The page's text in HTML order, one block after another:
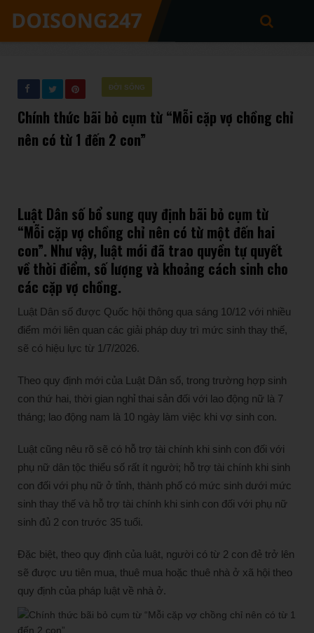
ĐỜI SỐNG
Chính thức bãi bỏ cụm từ “Mỗi cặp vợ chồng chỉ
nên có từ 1 đến 2 con”
Luật Dân số bổ sung quy định bãi bỏ cụm từ
“Mỗi cặp vợ chồng chỉ nên có từ một đến hai
con”. Như vậy, luật mới đã trao quyền tự quyết
về thời điểm, số lượng và khoảng cách sinh cho
các cặp vợ chồng.
Luật Dân số được Quốc hội thông qua sáng 10/12 với nhiều
điểm mới liên quan các giải pháp duy trì mức sinh thay thế,
sẽ có hiệu lực từ 1/7/2026.
Theo quy định mới của Luật Dân số, trong trường hợp sinh
con thứ hai, thời gian nghỉ thai sản đối với lao động nữ là 7
tháng; lao động nam là 10 ngày làm việc khi vợ sinh con.
Luật cũng nêu rõ sẽ có hỗ trợ tài chính khi sinh con đối với
phụ nữ dân tộc thiểu số rất ít người; hỗ trợ tài chính khi sinh
con đối với phụ nữ ở tỉnh, thành phố có mức sinh dưới mức
sinh thay thế và hỗ trợ tài chính khi sinh con đối với phụ nữ
sinh đủ 2 con trước 35 tuổi.
Đặc biệt, theo quy định của luật, người có từ 2 con đẻ trở lên
sẽ được ưu tiên mua, thuê mua hoặc thuê nhà ở xã hội theo
quy định của pháp luật về nhà ở.